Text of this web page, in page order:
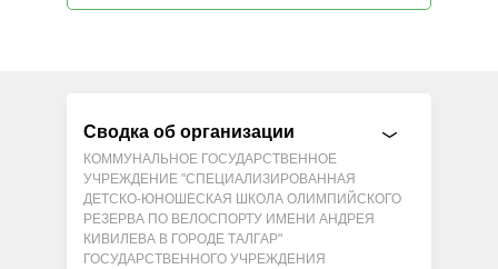
Сводка об организации
КОММУНАЛЬНОЕ ГОСУДАРСТВЕННОЕ
УЧРЕЖДЕНИЕ "СПЕЦИАЛИЗИРОВАННАЯ
ДЕТСКО-ЮНОШЕСКАЯ ШКОЛА ОЛИМПИЙСКОГО
РЕЗЕРВА ПО ВЕЛОСПОРТУ ИМЕНИ АНДРЕЯ
КИВИЛЕВА В ГОРОДЕ ТАЛГАР"
ГОСУДАРСТВЕННОГО УЧРЕЖДЕНИЯ